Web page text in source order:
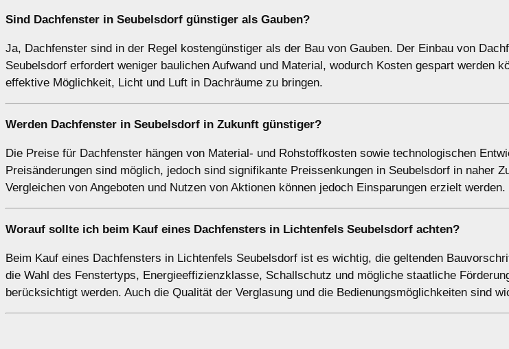
Sind Dachfenster in Seubelsdorf günstiger als Gauben?
Ja, Dachfenster sind in der Regel kostengünstiger als der Bau von Gauben. Der Einbau von
Seubelsdorf erfordert weniger baulichen Aufwand und Material, wodurch Kosten gespart werden
effektive Möglichkeit, Licht und Luft in Dachräume zu bringen.
Werden Dachfenster in Seubelsdorf in Zukunft günstiger?
Die Preise für Dachfenster hängen von Material- und Rohstoffkosten sowie technologischen
Preisänderungen sind möglich, jedoch sind signifikante Preissenkungen in Seubelsdorf in naher
Vergleichen von Angeboten und Nutzen von Aktionen können jedoch Einsparungen erzielt werden.
Worauf sollte ich beim Kauf eines Dachfensters in Lichtenfels Seubelsdorf achten?
Beim Kauf eines Dachfensters in Lichtenfels Seubelsdorf ist es wichtig, die geltenden
die Wahl des Fenstertyps, Energieeffizienzklasse, Schallschutz und mögliche staatliche
berücksichtigt werden. Auch die Qualität der Verglasung und die Bedienungsmöglichkeiten sind